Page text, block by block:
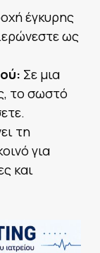
έγκυρης
ως
Σε μια
το σωστό
τη
για
και